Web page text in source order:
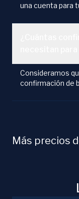
una cuenta para
Consideramos
confirmación de
Más precios